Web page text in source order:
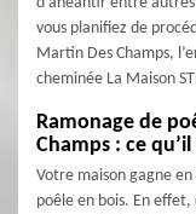
vous planifiez de
Martin Des Champs,
cheminée La Maison
Ramonage de
Champs : ce
Votre maison gagne
poêle en bois. En